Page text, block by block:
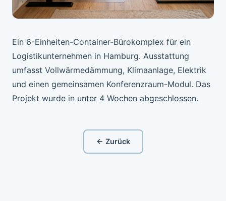
Ein 6-Einheiten-Container-Bürokomplex für ein
Logistikunternehmen in Hamburg. Ausstattung
umfasst Vollwärmedämmung, Klimaanlage, Elektrik
und einen gemeinsamen Konferenzraum-Modul. Das
Projekt wurde in unter 4 Wochen abgeschlossen.
← Zurück